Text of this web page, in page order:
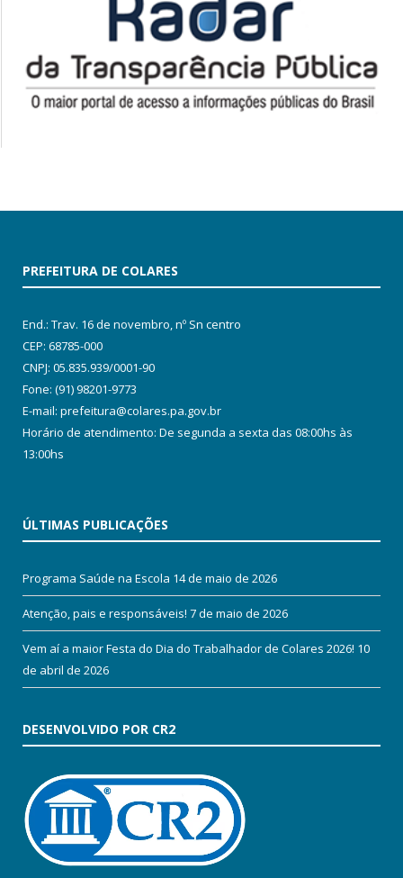
PREFEITURA DE COLARES
End.: Trav. 16 de novembro, nº Sn centro
CEP: 68785-000
CNPJ: 05.835.939/0001-90
Fone: (91) 98201-9773
E-mail: prefeitura@colares.pa.gov.br
Horário de atendimento: De segunda a sexta das 08:00hs às
13:00hs
ÚLTIMAS PUBLICAÇÕES
Programa Saúde na Escola 14 de maio de 2026
Atenção, pais e responsáveis! 7 de maio de 2026
Vem aí a maior Festa do Dia do Trabalhador de Colares 2026! 10
de abril de 2026
DESENVOLVIDO POR CR2